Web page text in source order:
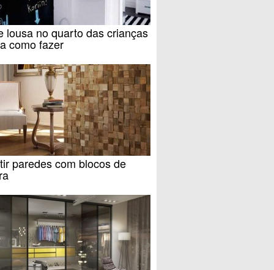
lousa no quarto das crianças
como fazer
paredes com blocos de